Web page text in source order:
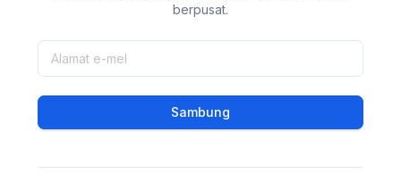
berpusat.
Sambung